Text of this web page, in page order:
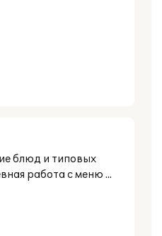
блюд и типовых
работа с меню ...